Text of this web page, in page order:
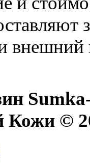
внешний
Кожи ©